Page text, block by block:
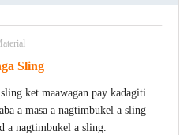
Sling
ket maawagan pay kadagiti
a masa a nagtimbukel a sling
a nagtimbukel a sling.